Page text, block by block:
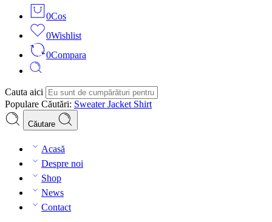
0Cos
0Wishlist
0Compara
Cauta aici
Populare Căutări: SweaterJacket Shirt
Căutare
Acasă
Despre noi
Shop
News
Contact